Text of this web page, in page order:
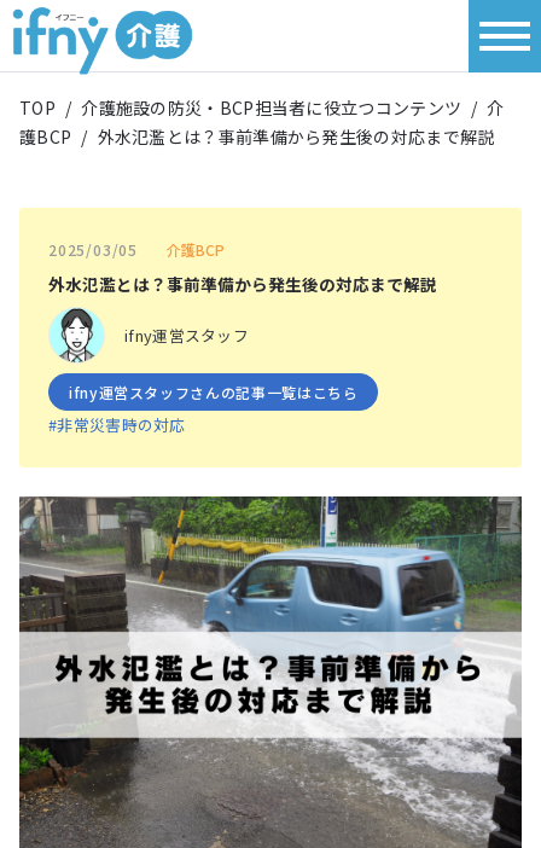
TOP / 介護施設の防災・BCP担当者に役立つコンテンツ / 介
護BCP / 外水氾濫とは？事前準備から発生後の対応まで解説
2025/03/05 介護BCP
外水氾濫とは？事前準備から発生後の対応まで解説
ifny運営スタッフ
ifny運営スタッフさんの記事一覧はこちら
#非常災害時の対応